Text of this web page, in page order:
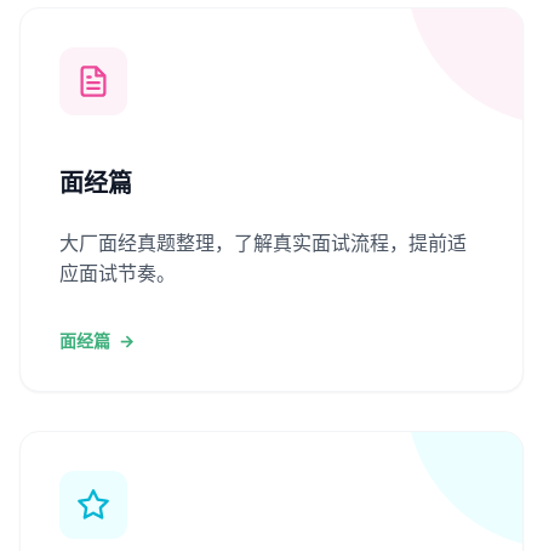
面经篇
大厂面经真题整理，了解真实面试流程，提前适
应面试节奏。
面经篇 →